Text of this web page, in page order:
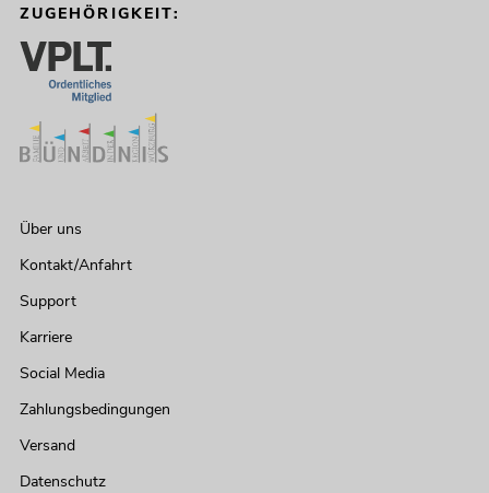
ZUGEHÖRIGKEIT:
Über uns
Kontakt/Anfahrt
Support
Karriere
Social Media
Zahlungsbedingungen
Versand
Datenschutz